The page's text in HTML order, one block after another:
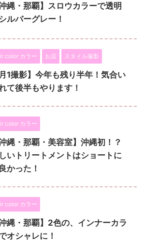
沖縄・那覇】スロウカラーで透明
ルバーグレー！
color カラー お店 スタイル撮影
月1撮影】今年も残り半年！気合い
て後半もやります！
color カラー
沖縄・那覇・美容室】沖縄初！？
いトリートメントはショートに
かった！
color カラー
沖縄・那覇】2色の、インナーカラ
オシャレに！